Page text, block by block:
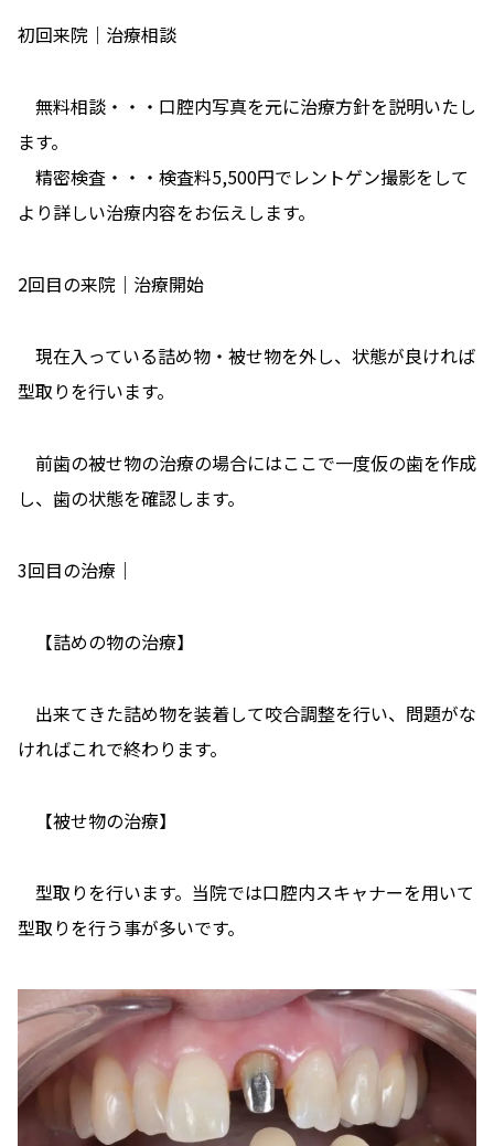
初回来院｜治療相談
無料相談・・・口腔内写真を元に治療方針を説明いたし
ます。
精密検査・・・検査料5,500円でレントゲン撮影をして
より詳しい治療内容をお伝えします。
2回目の来院｜治療開始
現在入っている詰め物・被せ物を外し、状態が良ければ
型取りを行います。
前歯の被せ物の治療の場合にはここで一度仮の歯を作成
し、歯の状態を確認します。
3回目の治療｜
【詰めの物の治療】
出来てきた詰め物を装着して咬合調整を行い、問題がな
ければこれで終わります。
【被せ物の治療】
型取りを行います。当院では口腔内スキャナーを用いて
型取りを行う事が多いです。